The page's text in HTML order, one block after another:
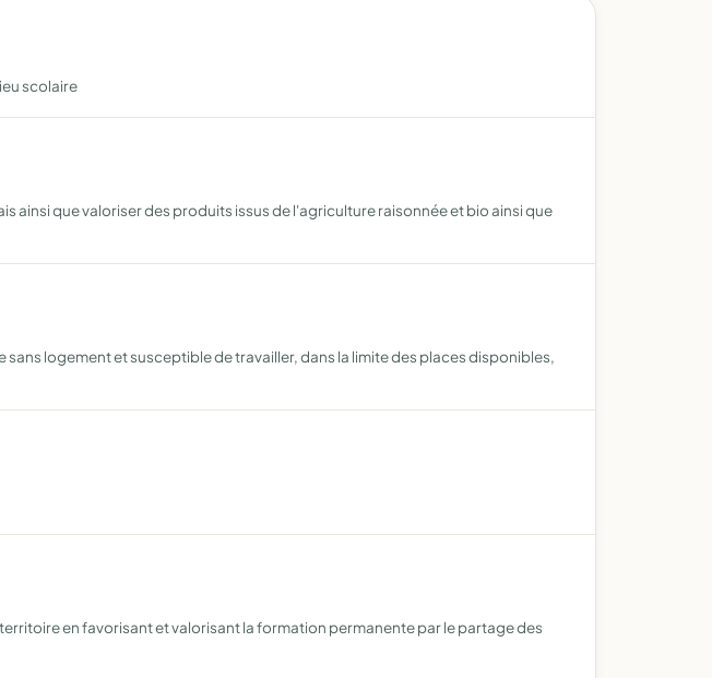
scolaire
ainsi que valoriser des produits issus de l'agriculture raisonnée et bio ainsi que
logement et susceptible de travailler, dans la limite des places disponibles,
en favorisant et valorisant la formation permanente par le partage des